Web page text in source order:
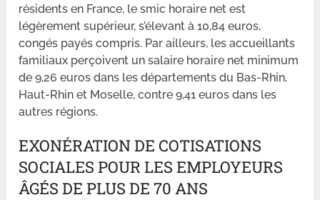
résidents en France, le smic horaire net est
légèrement supérieur, s’élevant à 10,84 euros,
congés payés compris. Par ailleurs, les accueillants
familiaux perçoivent un salaire horaire net minimum
de 9,26 euros dans les départements du Bas-Rhin,
Haut-Rhin et Moselle, contre 9,41 euros dans les
autres régions.
EXONÉRATION DE COTISATIONS
SOCIALES POUR LES EMPLOYEURS
ÂGÉS DE PLUS DE 70 ANS